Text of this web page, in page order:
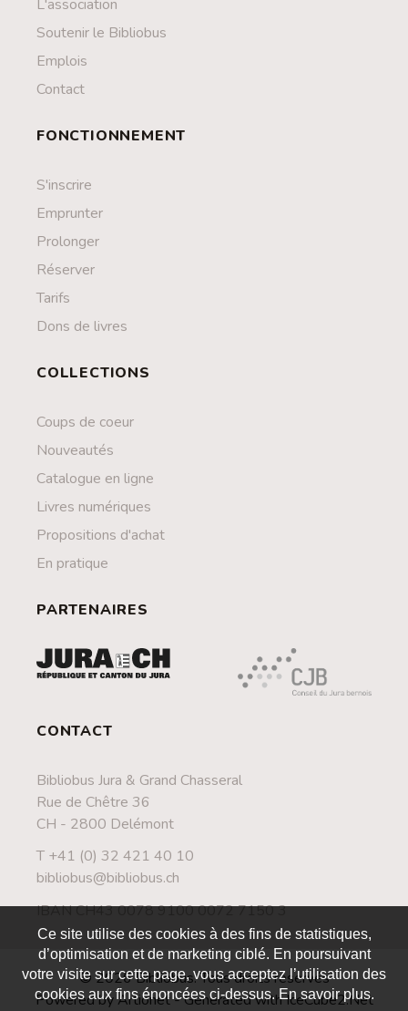
L'association
Soutenir le Bibliobus
Emplois
Contact
FONCTIONNEMENT
S'inscrire
Emprunter
Prolonger
Réserver
Tarifs
Dons de livres
COLLECTIONS
Coups de coeur
Nouveautés
Catalogue en ligne
Livres numériques
Propositions d'achat
En pratique
PARTENAIRES
CONTACT
Bibliobus Jura & Grand Chasseral
Rue de Chêtre 36
CH - 2800 Delémont
T +41 (0) 32 421 40 10
bibliobus@bibliobus.ch
IBAN CH43 0078 9100 0072 7150 3
© 2026 Bibliobus. Tous droits réservés
Powered by Artionet-Generated with IceCube2.Net
Ce site utilise des cookies à des fins de statistiques,
d’optimisation et de marketing ciblé. En poursuivant
votre visite sur cette page, vous acceptez l’utilisation des
cookies aux fins énoncées ci-dessus. En savoir plus.